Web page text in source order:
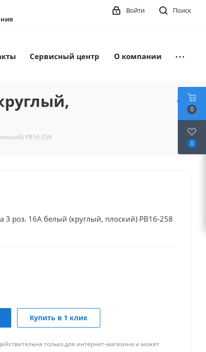
Поиск
Войти
Сервисный центр О компании
РВ16-258
3 роз. 16А белый (круглый, плоский) РВ16-258
Купить в 1 клик
только для интернет-магазина и может
0
0